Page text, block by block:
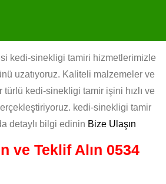
kedi-sinekligi tamiri hizmetlerimizle
uzatıyoruz. Kaliteli malzemeler ve
kedi-sinekligi tamir işini hızlı ve
kedi-sinekligi tamir
detaylı bilgi edinin Bize Ulaşın
ve Teklif Alın 0534